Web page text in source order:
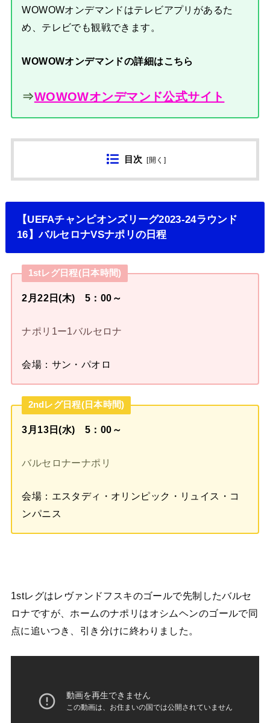
WOWOWオンデマンドはテレビアプリがあるた
め、テレビでも観戦できます。
WOWOWオンデマンドの詳細はこちら
⇒WOWOWオンデマンド公式サイト
目次 [開く ]
【UEFAチャンピオンズリーグ2023-24ラウンド
16】バルセロナVSナポリの日程
1stレグ日程(日本時間)
2月22日(木) 5：00～
ナポリ1ー1バルセロナ
会場：サン・パオロ
2ndレグ日程(日本時間)
3月13日(水) 5：00～
バルセロナーナポリ
会場：エスタディ・オリンピック・リュイス・コ
ンパニス
1stレグはレヴァンドフスキのゴールで先制したバルセ
ロナですが、ホームのナポリはオシムヘンのゴールで同
点に追いつき、引き分けに終わりました。